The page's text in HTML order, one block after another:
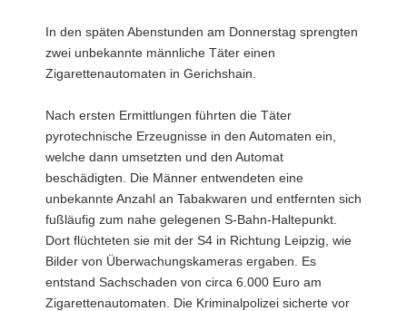
In den späten Abenstunden am Donnerstag sprengten
zwei unbekannte männliche Täter einen
Zigarettenautomaten in Gerichshain.
Nach ersten Ermittlungen führten die Täter
pyrotechnische Erzeugnisse in den Automaten ein,
welche dann umsetzten und den Automat
beschädigten. Die Männer entwendeten eine
unbekannte Anzahl an Tabakwaren und entfernten sich
fußläufig zum nahe gelegenen S-Bahn-Haltepunkt.
Dort flüchteten sie mit der S4 in Richtung Leipzig, wie
Bilder von Überwachungskameras ergaben. Es
entstand Sachschaden von circa 6.000 Euro am
Zigarettenautomaten. Die Kriminalpolizei sicherte vor